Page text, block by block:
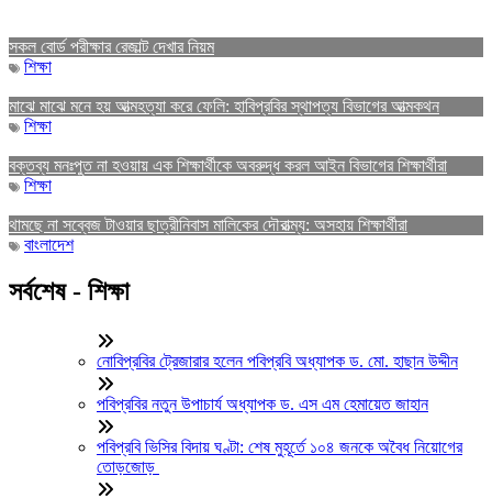
সকল বোর্ড পরীক্ষার রেজাল্ট দেখার নিয়ম
শিক্ষা
মাঝে মাঝে মনে হয় আত্মহত্যা করে ফেলি: হাবিপ্রবির স্থাপত্য বিভাগের আত্মকথন
শিক্ষা
বক্তব্য মনঃপুত না হওয়ায় এক শিক্ষার্থীকে অবরুদ্ধ করল আইন বিভাগের শিক্ষার্থীরা
শিক্ষা
থামছে না সব্বেজ টাওয়ার ছাত্রীনিবাস মালিকের দৌরাত্ম্য: অসহায় শিক্ষার্থীরা
বাংলাদেশ
সর্বশেষ - শিক্ষা
নোবিপ্রবির ট্রেজারার হলেন পবিপ্রবি অধ্যাপক ড. মো. হাছান উদ্দীন
পবিপ্রবির নতুন উপাচার্য অধ্যাপক ড. এস এম হেমায়েত জাহান
পবিপ্রবি ভিসির বিদায় ঘণ্টা: শেষ মুহূর্তে ১০৪ জনকে অবৈধ নিয়োগের
তোড়জোড়